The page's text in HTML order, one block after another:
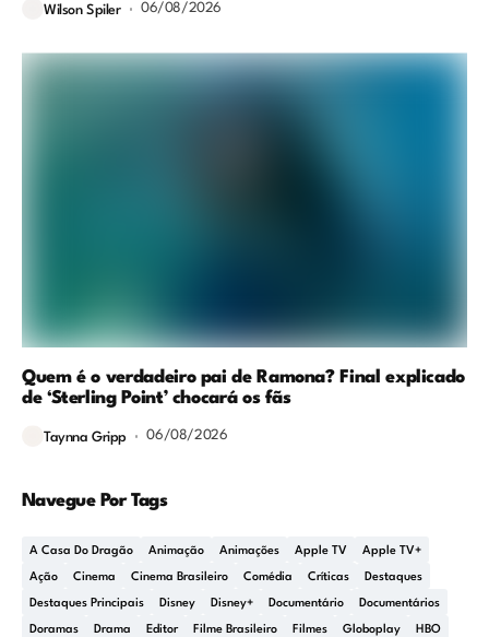
Wilson Spiler 06/08/2026
Quem é o verdadeiro pai de Ramona? Final explicado
de ‘Sterling Point’ chocará os fãs
Taynna Gripp 06/08/2026
Navegue Por Tags
A Casa Do Dragão Animação Animações Apple TV Apple TV+
Ação Cinema Cinema Brasileiro Comédia Críticas Destaques
Destaques Principais Disney Disney+ Documentário Documentários
Doramas Drama Editor Filme Brasileiro Filmes Globoplay HBO